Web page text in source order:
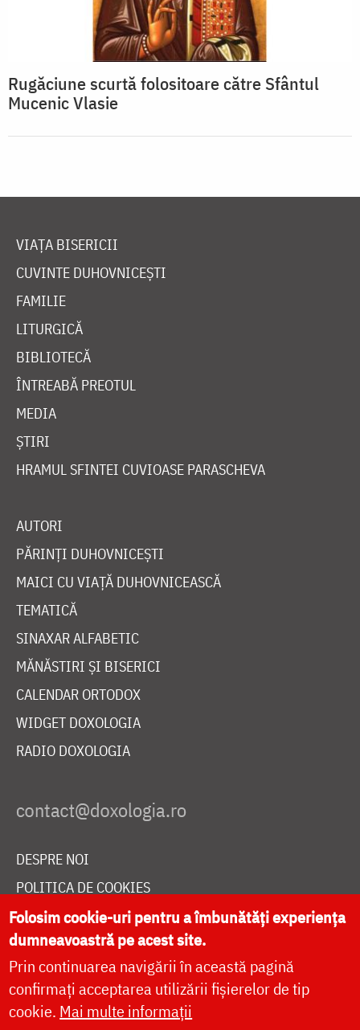
Rugăciune scurtă folositoare către Sfântul
Mucenic Vlasie
VIAȚA BISERICII
CUVINTE DUHOVNICEȘTI
FAMILIE
LITURGICĂ
BIBLIOTECĂ
ÎNTREABĂ PREOTUL
MEDIA
ȘTIRI
HRAMUL SFINTEI CUVIOASE PARASCHEVA
AUTORI
PĂRINȚI DUHOVNICEȘTI
MAICI CU VIAȚĂ DUHOVNICEASCĂ
TEMATICĂ
SINAXAR ALFABETIC
MĂNĂSTIRI ȘI BISERICI
CALENDAR ORTODOX
WIDGET DOXOLOGIA
RADIO DOXOLOGIA
DESPRE NOI
POLITICA DE COOKIES
DONEAZĂ ONLINE PENTRU CATEDRALA NAȚIONALĂ
LIVE
Folosim cookie-uri pentru a îmbunătăți experiența
dumneavoastră pe acest site.
Prin continuarea navigării în această pagină
confirmați acceptarea utilizării fișierelor de tip
cookie. Mai multe informații